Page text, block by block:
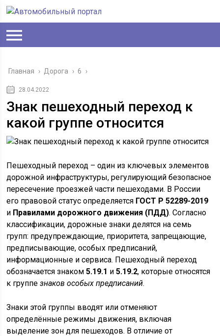
Главная › Дорога › 6 ›
28.04.2022
Знак пешеходный переход к
какой группе относится
Пешеходный переход – один из ключевых элементов
дорожной инфраструктуры, регулирующий безопасное
пересечение проезжей части пешеходами. В России
его правовой статус определяется ГОСТ Р 52289-2019
и Правилами дорожного движения (ПДД). Согласно
классификации, дорожные знаки делятся на семь
групп: предупреждающие, приоритета, запрещающие,
предписывающие, особых предписаний,
информационные и сервиса. Пешеходный переход
обозначается знаком5.19.1 и5.19.2, которые относятся
к группезнаков особых предписаний.
Знаки этой группы вводят или отменяют
определённые режимы движения, включая
выделение зон для пешеходов. В отличие от